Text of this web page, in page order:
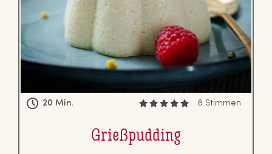
20 Min. 8 Stimmen
Grie­ß­pud­ding